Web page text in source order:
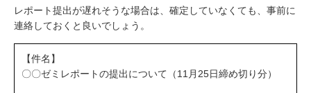
レポート提出が遅れそうな場合は、確定していなくても、事前に
連絡しておくと良いでしょう。
【件名】
〇〇ゼミレポートの提出について（11月25日締め切り分）